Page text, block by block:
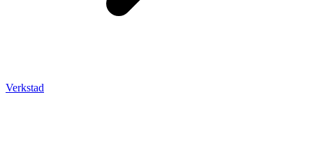
Verkstad